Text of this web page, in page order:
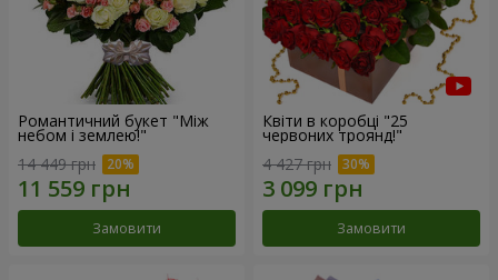
Романтичний букет "Між
небом і землею!"
14 449 грн
Замовити
Квіти в коробці "25
червоних троянд!"
4 427 грн
Замовити